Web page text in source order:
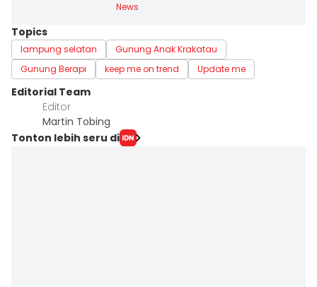
News
Topics
lampung selatan
Gunung Anak Krakatau
Gunung Berapi
keep me on trend Update me
Editorial Team
Editor
Martin Tobing
Tonton lebih seru di